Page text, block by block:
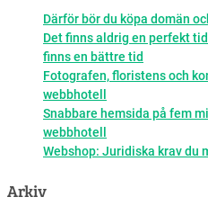
Därför bör du köpa domän
Det finns aldrig en perfekt
finns en bättre tid
Fotografen, floristens och
webbhotell
Snabbare hemsida på fem
webbhotell
Webshop: Juridiska krav du
Arkiv